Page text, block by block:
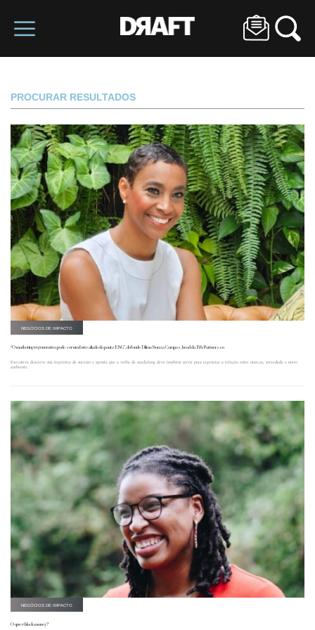
PROCURAR RESULTADOS
NEGÓCIOS DE IMPACTO
“O marketing regenerativo pode ser um forte aliado da pauta ESG”, defende Dilma Souza Campos, head da B&Partners.co
Executiva descreve sua trajetória de sucesso e aponta que a verba de marketing deve também servir para regenerar a relação entre marcas, sociedade e meio
ambiente.
NEGÓCIOS DE IMPACTO
O que é black money?